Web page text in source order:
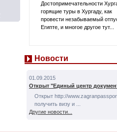
Достопримечательности
горящие туры в Хургаду, как
провести незабываемый
Египте, и многое другое тут...
Новости
01.09.2015
Открыт "Единый центр
Открыт http://
получить визу и ...
Другие новости...